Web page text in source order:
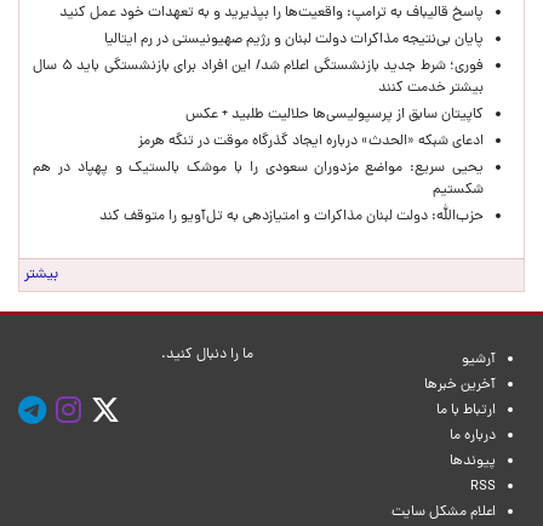
پاسخ قالیباف به ترامپ: واقعیت‌ها را بپذیرید و به تعهدات خود عمل کنید
پایان بی‌نتیجه مذاکرات دولت لبنان و رژیم صهیونیستی در رم ایتالیا
فوری؛ شرط جدید بازنشستگی اعلام شد/ این افراد برای بازنشستگی باید ۵ سال
بیشتر خدمت کنند
کاپیتان سابق از پرسپولیسی‌ها حلالیت طلبید + عکس
ادعای شبکه «الحدث» درباره ایجاد گذرگاه موقت در تنگه هرمز
یحیی سریع: مواضع مزدوران سعودی را با موشک بالستیک و پهپاد در هم
شکستیم
حزب‌الله: دولت لبنان مذاکرات و امتیازدهی به تل‌آویو را متوقف کند
بیشتر
آرشیو
آخرین خبرها
ارتباط با ما
درباره ما
پیوندها
RSS
اعلام مشکل سایت
ما را دنبال کنید.